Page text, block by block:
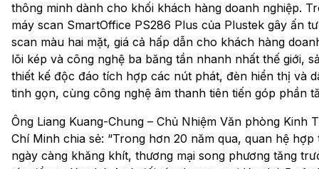
thông minh dành cho khối khách hàng doanh nghiệp.
máy scan SmartOffice PS286 Plus của Plustek gây ấn
scan màu hai mặt, giá cả hấp dẫn cho khách hàng
lõi kép và công nghệ ba băng tần nhanh nhất thế giới,
thiết kế độc đáo tích hợp các nút phát, đèn hiển thị và
tinh gọn, cùng công nghệ âm thanh tiên tiến góp phần
Ông Liang Kuang-Chung – Chủ Nhiệm Văn phòng Kinh
Chí Minh chia sẻ: “Trong hơn 20 năm qua, quan hệ
ngày càng khăng khít, thương mại song phương tăng